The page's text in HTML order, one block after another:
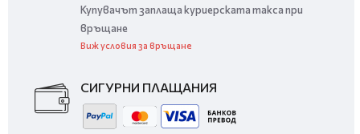
Купувачът заплаща куриерската такса при
връщане
Виж условия за връщане
СИГУРНИ ПЛАЩАНИЯ